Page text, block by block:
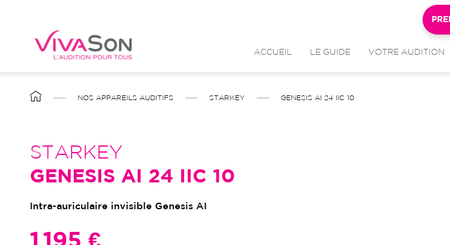
contenu
ACCUEIL LE GUIDE VOTRE AUDITION
FIL
NOS APPAREILS AUDITIFS STARKEY GENESIS AI 24 IIC 10
STARKEY
GENESIS AI 24 IIC 10
Intra-auriculaire invisible Genesis AI